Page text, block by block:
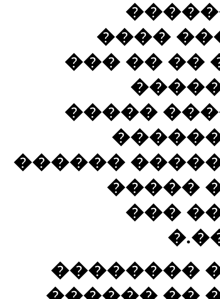
����
��������ɡ
�����
�������.
�����
���������
����